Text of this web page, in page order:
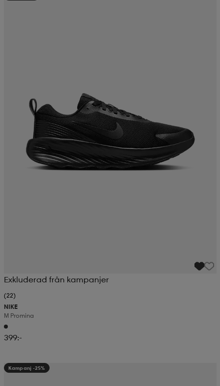
Exkluderad från kampanjer
(22)
NIKE
M Promina
399:-
Kampanj -25%